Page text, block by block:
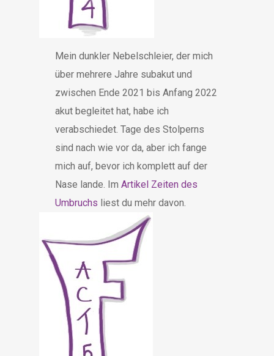
Mein dunkler Nebelschleier, der mich
über mehrere Jahre subakut und
zwischen Ende 2021 bis Anfang 2022
akut begleitet hat, habe ich
verabschiedet. Tage des Stolperns
sind nach wie vor da, aber ich fange
mich auf, bevor ich komplett auf der
Nase lande. Im Artikel Zeiten des
Umbruchs liest du mehr davon.